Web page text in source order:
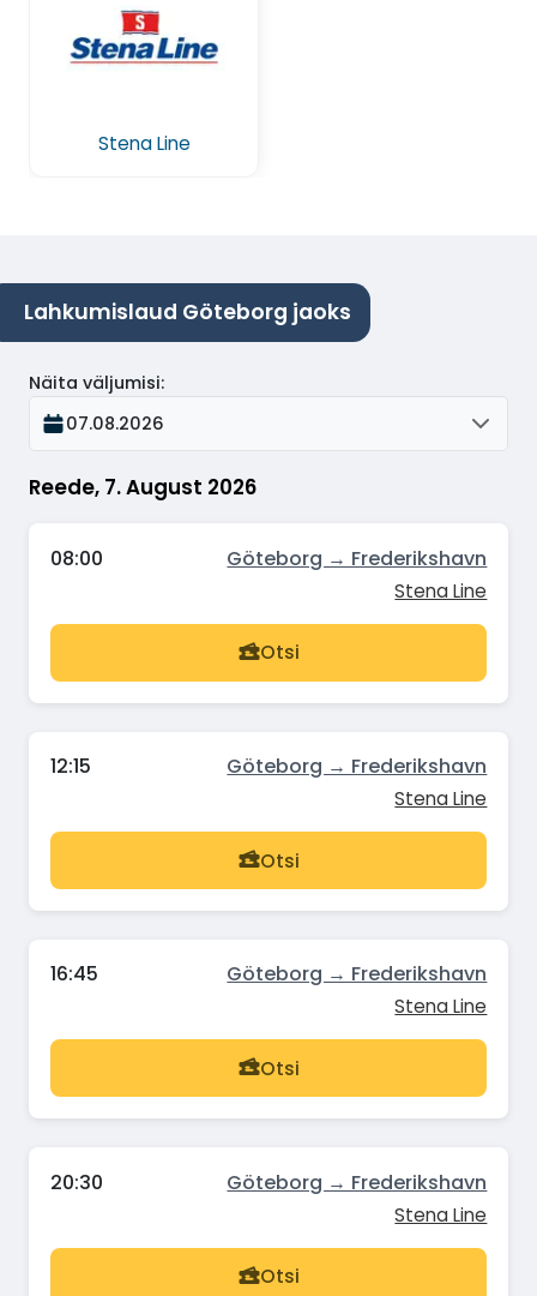
Stena Line
Lahkumislaud Göteborg jaoks
Reede, 7. August 2026
Näita väljumisi:
07.08.2026
08:00 Göteborg → Frederikshavn
Stena Line
Otsi
12:15 Göteborg → Frederikshavn
Stena Line
Otsi
16:45 Göteborg → Frederikshavn
Stena Line
Otsi
20:30 Göteborg → Frederikshavn
Stena Line
Otsi